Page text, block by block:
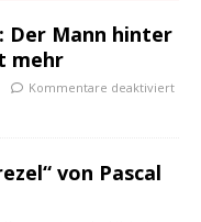
Der Mann hinter
mehr
Kommentare deaktiviert
von Pascal